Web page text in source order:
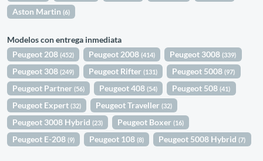
Aston Martin(6)
Modelos con entrega inmediata
Peugeot 208(452) Peugeot 2008(414) Peugeot 3008(339)
Peugeot 308(249) Peugeot Rifter(131) Peugeot 5008(97)
Peugeot Partner(56) Peugeot 408(54) Peugeot 508(41)
Peugeot Expert(32) Peugeot Traveller(32)
Peugeot 3008 Hybrid(23) Peugeot Boxer(16)
Peugeot E-208(9) Peugeot 108(8) Peugeot 5008 Hybrid(7)